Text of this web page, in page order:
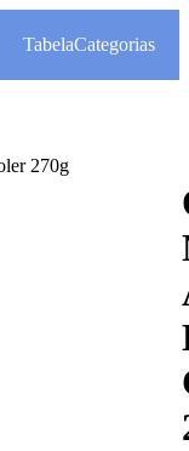
TabelaCategorias